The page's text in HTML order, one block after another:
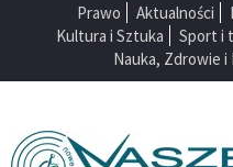
Prawo Aktualności
Kultura i Sztuka
Sport i
Nauka, Zdrowie i